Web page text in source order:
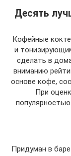
Десять
Кофейные
и
сделать в
вниманию
основе кофе,
При
Придуман в